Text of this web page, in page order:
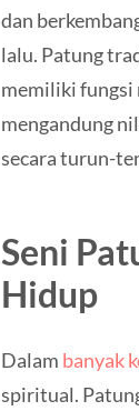
dan
lalu. Patung
memiliki fungsi
mengandung
secara turun-
Seni
Hidup
Dalam banyak
spiritual.